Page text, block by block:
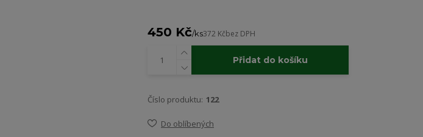
450 Kč/ks372 Kčbez DPH
Přidat do košíku
Číslo produktu: 122
Do oblíbených